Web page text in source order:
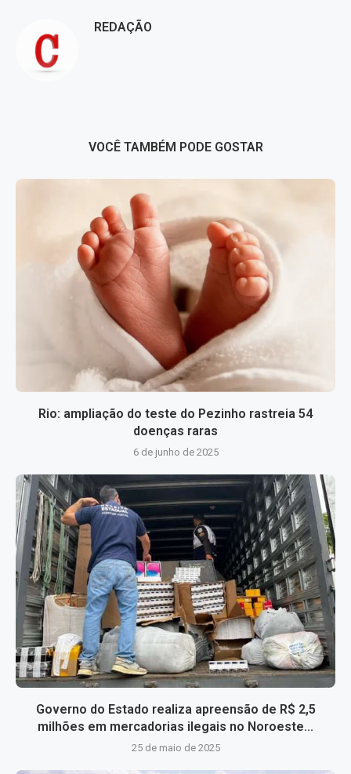
REDAÇÃO
VOCÊ TAMBÉM PODE GOSTAR
Rio: ampliação do teste do Pezinho rastreia 54
doenças raras
6 de junho de 2025
Governo do Estado realiza apreensão de R$ 2,5
milhões em mercadorias ilegais no Noroeste...
25 de maio de 2025